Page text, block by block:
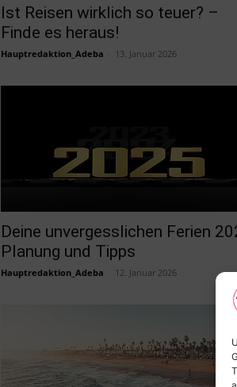
Ist Reisen wirklich so teuer? –
Finde es heraus!
Hauptredaktion_Adeba 13. Januar 2026
Deine unvergesslichen Ferien
Planung und Tipps
Hauptredaktion_Adeba 12. Januar 2026